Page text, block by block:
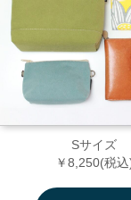
Sサイズ
￥8,250(税込